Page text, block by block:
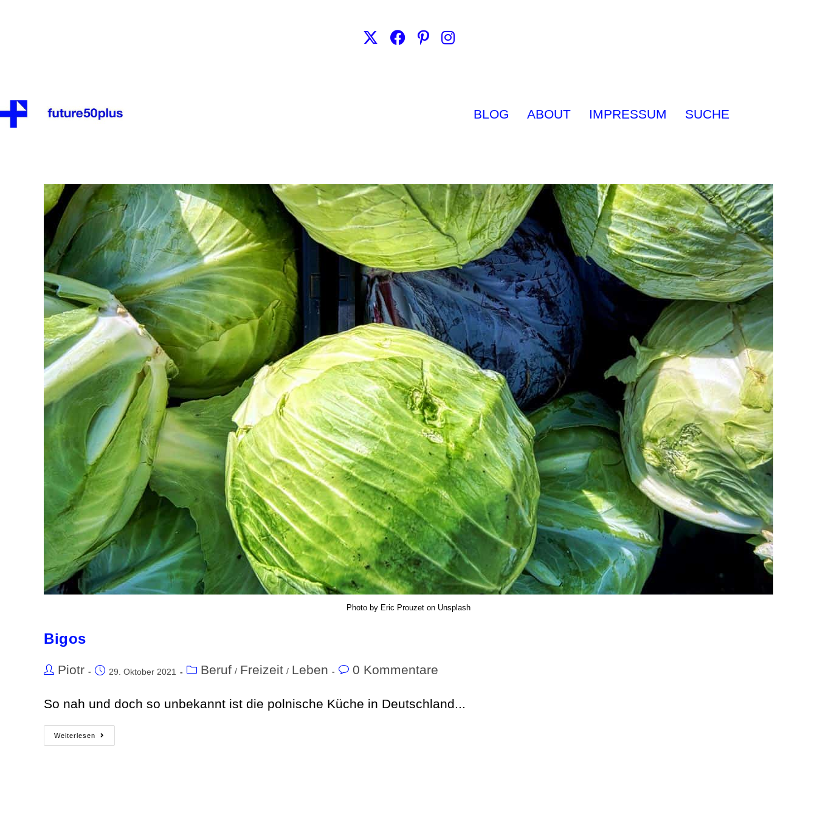
BLOG ABOUT IMPRESSUM SUCHE
Photo by Eric Prouzet on Unsplash
Bigos
Piotr 29. Oktober 2021 Beruf / Freizeit / Leben 0 Kommentare
So nah und doch so unbekannt ist die polnische Küche in Deutschland...
Weiterlesen